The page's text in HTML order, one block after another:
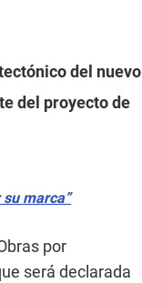
del nuevo
del proyecto de
marca”
por
será declarada